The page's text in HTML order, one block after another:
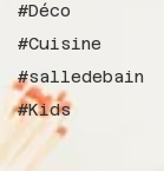
#Déco
#Cuisine
#salledebain
#Kids